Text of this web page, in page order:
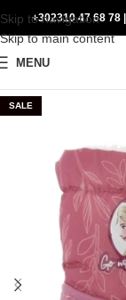
Skip to navigation
Skip to main content
+302310 47 68 78
MENU
SALE